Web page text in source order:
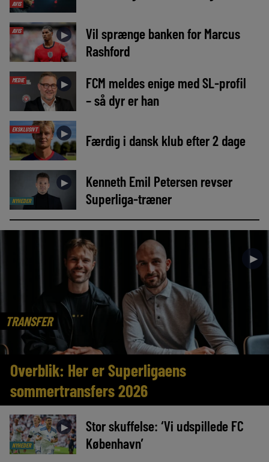
AVIS
AVIS ►
Vil sprænge banken for Marcus
Rashford
MEDIE ►
FCM meldes enige med SL-profil
– så dyr er han
EKSKLUSIVT ► Færdig i dansk klub efter 2 dage
NYHEDER
►
Kenneth Emil Petersen revser
Superliga-træner
TRANSFER
►
Overblik: Her er Superligaens
sommertransfers 2026
NYHEDER
►
Stor skuffelse: ‘Vi udspillede FC
København’